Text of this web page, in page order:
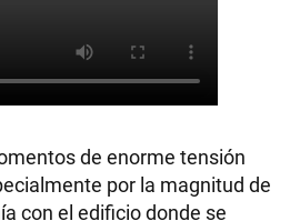
de enorme tensión
por la magnitud de
con el edificio donde se